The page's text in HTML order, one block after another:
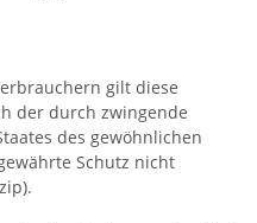
gilt diese
der durch zwingende
des gewöhnlichen
Schutz nicht